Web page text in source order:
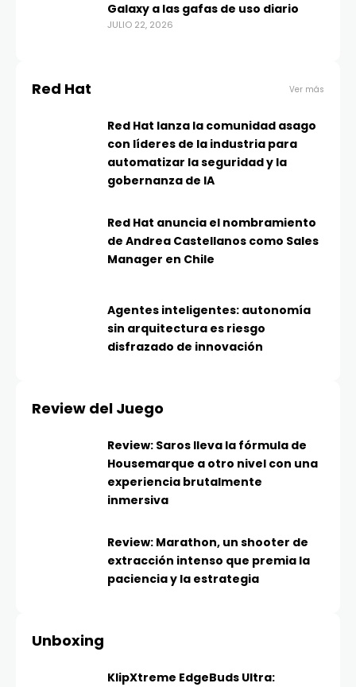
Galaxy a las gafas de uso diario
JULIO 22, 2026
Red Hat Ver más
Red Hat lanza la comunidad asago
con líderes de la industria para
automatizar la seguridad y la
gobernanza de IA
Red Hat anuncia el nombramiento
de Andrea Castellanos como Sales
Manager en Chile
Agentes inteligentes: autonomía
sin arquitectura es riesgo
disfrazado de innovación
Review del Juego
Review: Saros lleva la fórmula de
Housemarque a otro nivel con una
experiencia brutalmente
inmersiva
Review: Marathon, un shooter de
extracción intenso que premia la
paciencia y la estrategia
Unboxing
KlipXtreme EdgeBuds Ultra: